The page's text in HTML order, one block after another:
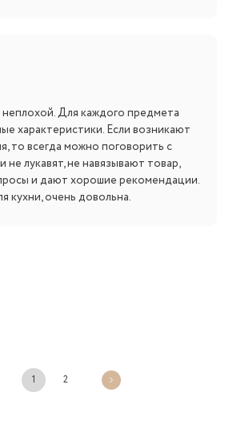
Для каждого предмета
характеристики. Если возникают
то всегда можно поговорить с
не лукавят, не навязывают товар,
и дают хорошие рекомендации.
кухни, очень довольна.
1 2